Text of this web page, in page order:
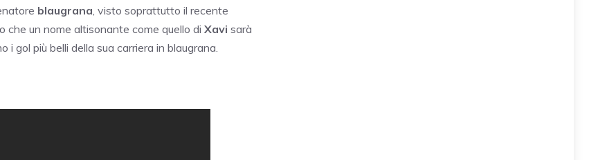
blaugrana, visto soprattutto il recente
che un nome altisonante come quello di Xavi sarà
i gol più belli della sua carriera in blaugrana.